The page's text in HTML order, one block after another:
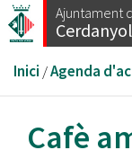
Vés
al
Ajuntament
Esteu
aquí
Inici /Agenda
Cafè